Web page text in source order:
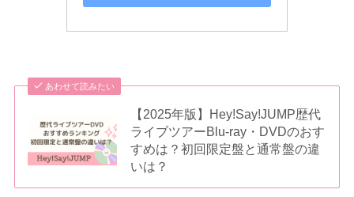
あわせて読みたい
【2025年版】Hey!Say!JUMP歴代
ライブツアーBlu-ray・DVDのおす
すめは？初回限定盤と通常盤の違
いは？